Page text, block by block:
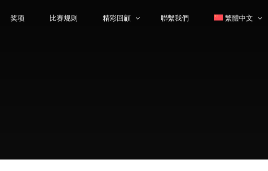
奖项 比赛规则 精彩回顧 聯繫我們 繁體中文